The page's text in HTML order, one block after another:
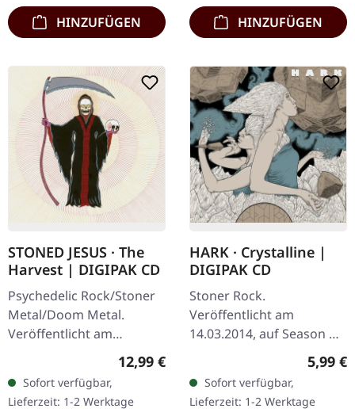
HINZUFÜGEN HINZUFÜGEN
STONED JESUS · The
Harvest | DIGIPAK CD
Psychedelic Rock/Stoner
Metal/Doom Metal.
Veröffentlicht am
16.08.2024, auf Season Of
Mist. CD im Digipak.
Stoned Jesus kehren mit
ihrer neuesten…
Regulärer Preis:
12,99 €
Sofort verfügbar,
Lieferzeit: 1-2 Werktage
HARK · Crystalline |
DIGIPAK CD
Stoner Rock.
Veröffentlicht am
14.03.2014, auf Season Of
Mist. CD im DigiPak. Die
Veteranen Hark liefern
mit "Crystalline" ein…
5,99 €
Sofort verfügbar,
Lieferzeit: 1-2 Werktage